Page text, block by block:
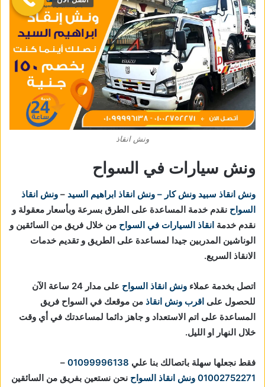
ونش انقاذ
ونش سيارات في السواح
ونش انقاذ سبيد ونش كار – ونش انقاذ ابراهيم السيد – ونش انقاذ
السواح نقدم خدمة المساعدة على الطرق بسرعة وبأسعار معقولة و
نقدم خدمة انقاذ السيارات في السواح من خلال فريق من السائقين و
الوناشين المدربين جيدا لمساعدة على الطريق و تقديم خدمات
الانقاذ السريع.
اتصل بخدمة عملاء ونش انقاذ السواح
على مدار 24 ساعة الآن
للحصول على اقرب ونش انقاذ من موقعك في السواح فريق
المساعدة على اتم الاستعداد و جاهز دائما لمساعدتك في أي وقت
خلال النهار او الليل.
فقط نجعلها سهلة باتصالك بنا علي 01099996138
–
01002752271 ونش انقاذ السواح نحن نستعين بفريق من السائقين